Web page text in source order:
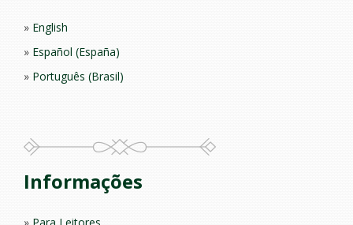
English
Español (España)
Português (Brasil)
Informações